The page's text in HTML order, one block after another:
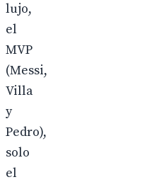
lujo,
el
MVP
(Messi,
Villa
y
Pedro),
solo
el